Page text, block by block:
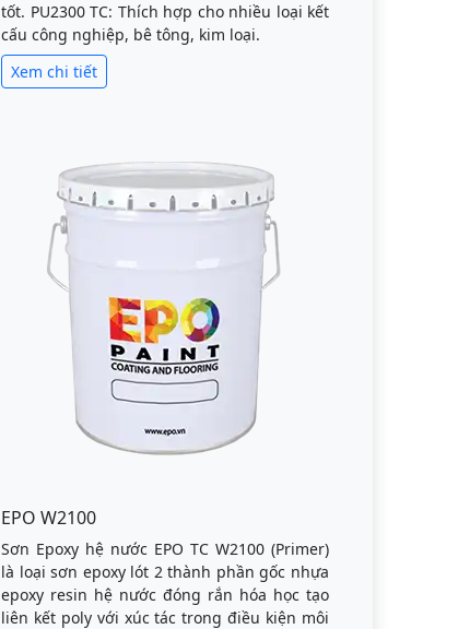
tốt. PU2300 TC: Thích hợp cho nhiều loại kết
cấu công nghiệp, bê tông, kim loại.
Xem chi tiết
EPO W2100
Sơn Epoxy hệ nước EPO TC W2100 (Primer)
là loại sơn epoxy lót 2 thành phần gốc nhựa
epoxy resin hệ nước đóng rắn hóa học tạo
liên kết poly với xúc tác trong điều kiện môi